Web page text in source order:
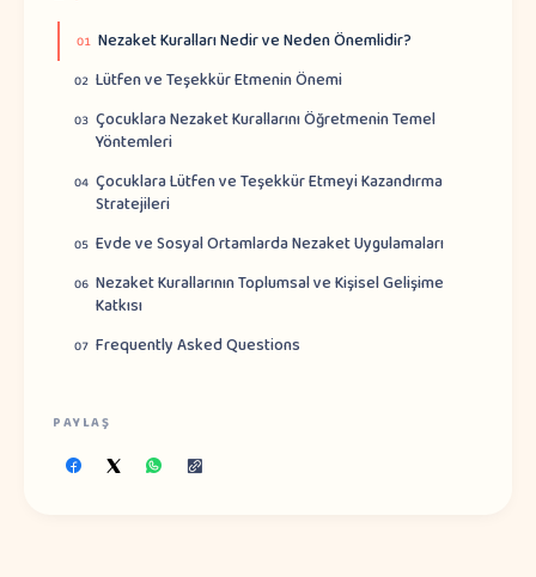
01 Nezaket Kuralları Nedir ve Neden Önemlidir?
02 Lütfen ve Teşekkür Etmenin Önemi
03 Çocuklara Nezaket Kurallarını Öğretmenin Temel
Yöntemleri
04 Çocuklara Lütfen ve Teşekkür Etmeyi Kazandırma
Stratejileri
05 Evde ve Sosyal Ortamlarda Nezaket Uygulamaları
06 Nezaket Kurallarının Toplumsal ve Kişisel Gelişime
Katkısı
07 Frequently Asked Questions
PAYLAŞ